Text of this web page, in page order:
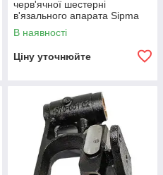
черв'ячної шестерні
в'язального апарата Sipma
Z224, PK400, PK4010
В наявності
Ціну уточнюйте